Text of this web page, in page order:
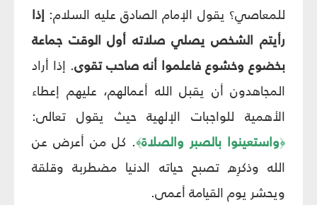
للمعاصي؟ يقول الإمام الصادق عليه السلام: إذا
رأيتم الشخص يصلي صلاته أول الوقت جماعة
بخضوع وخشوع فاعلموا أنه صاحب تقوى. إذا أراد
المجاهدون أن يقبل الله أعمالهم، عليهم إعطاء
الأهمية للواجبات الإلهية حيث يقول تعالى:
﴿واستعينوا بالصبر والصلاة﴾. كل من أعرض عن
الله وذكرِه تصبح حياته الدنيا مضطربة وقلقة
ويحشر يوم القيامة أعمى.